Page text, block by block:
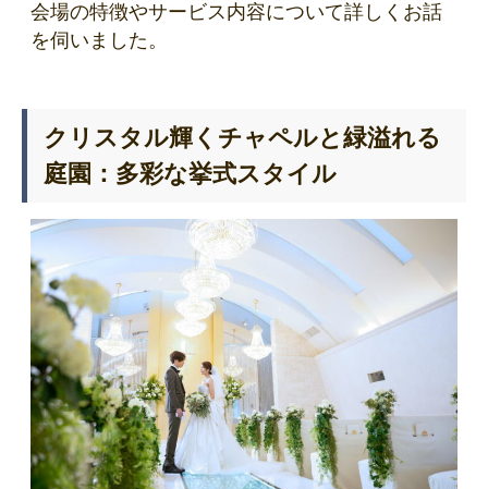
会場の特徴やサービス内容について詳しくお話
を伺いました。
クリスタル輝くチャペルと緑溢れる
庭園：多彩な挙式スタイル